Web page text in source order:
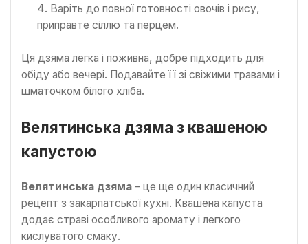
Варіть до повної готовності овочів і рису,
приправте сіллю та перцем.
Ця дзяма легка і поживна, добре підходить для
обіду або вечері. Подавайте її зі свіжими травами і
шматочком білого хліба.
Велятинська дзяма з квашеною
капустою
Велятинська дзяма – це ще один класичний
рецепт з закарпатської кухні. Квашена капуста
додає страві особливого аромату і легкого
кислуватого смаку.